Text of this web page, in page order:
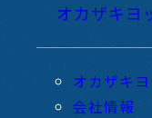
オカザキヨ
オカザキ
会社情報